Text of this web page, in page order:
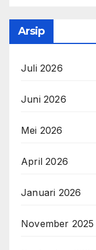
Arsip
Juli 2026
Juni 2026
Mei 2026
April 2026
Januari 2026
November 2025